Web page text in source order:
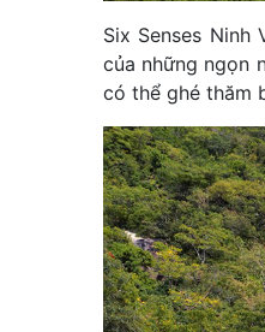
Six Senses
của những ngọn
có thể ghé thăm